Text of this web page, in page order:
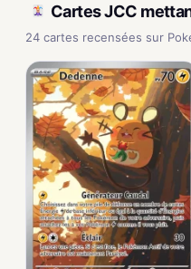
Cartes JCC
24 cartes recensées sur